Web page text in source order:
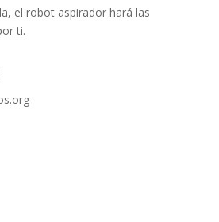
el robot aspirador hará las
ti.